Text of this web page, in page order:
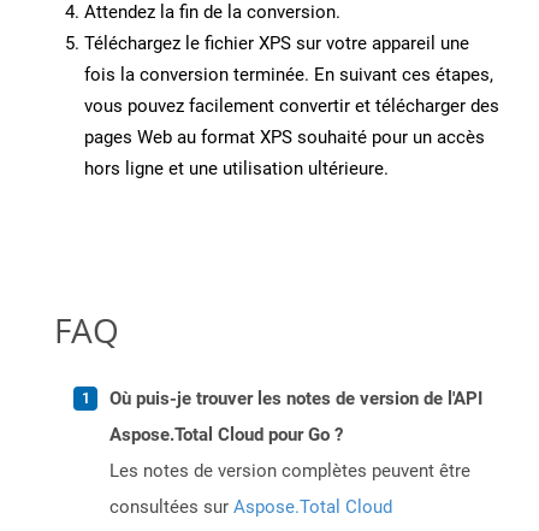
Attendez la fin de la conversion.
Téléchargez le fichier XPS sur votre appareil une
fois la conversion terminée. En suivant ces étapes,
vous pouvez facilement convertir et télécharger des
pages Web au format XPS souhaité pour un accès
hors ligne et une utilisation ultérieure.
FAQ
Où puis-je trouver les notes de version de l'API
Aspose.Total Cloud pour Go ?
Les notes de version complètes peuvent être
consultées sur Aspose.Total Cloud